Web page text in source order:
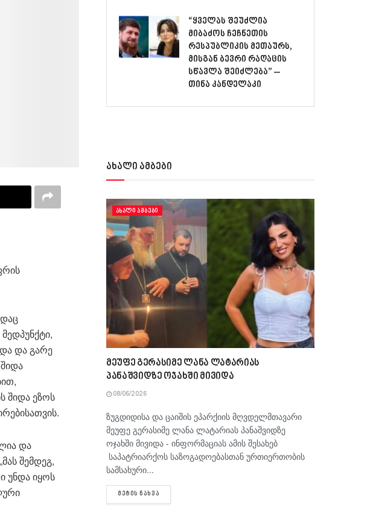
და გარე
შიდა ეზოს
და
შემდეგ,
უნდა იყოს
“ყველას შეუძლია
მიბაძოს ჩეჩნეთის
რესპუბლიკის მეთაურს,
მისგან ბევრი რაღაცის
სწავლა შეიძლება” –
თინა კანდელაკი
ახალი ამბები
ᲐᲮᲐᲚᲘ ᲐᲛᲑᲔᲑᲘ
მეუფე გერასიმე ლანა ლატარიას
პანაშვიდზე ოჯახში მივიდა
08/06/2026
ზუგდიდისა და ცაიშის ეპარქიის მღვდელმთავარი
მეუფე გერასიმე ლანა ლატარიას პანაშვიდზე
ოჯახში მივიდა - ინფორმაციას ამის შესახებ
საპატრიარქოს საზოგადოებასთან ურთიერთობის
სამსახური...
ᲛᲔᲢᲘᲡ ᲜᲐᲮᲕᲐ